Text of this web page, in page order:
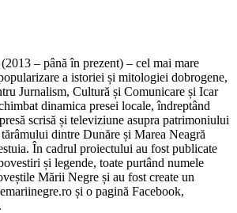
– până în prezent) – cel mai mare
a istoriei și mitologiei dobrogene,
Jurnalism, Cultură și Comunicare și Icar
dinamica presei locale, îndreptând
scrisă și televiziune asupra patrimoniului
dintre Dunăre și Marea Neagră
În cadrul proiectului au fost publicate
și legende, toate purtând numele
Mării Negre și au fost create un
și o pagină Facebook,